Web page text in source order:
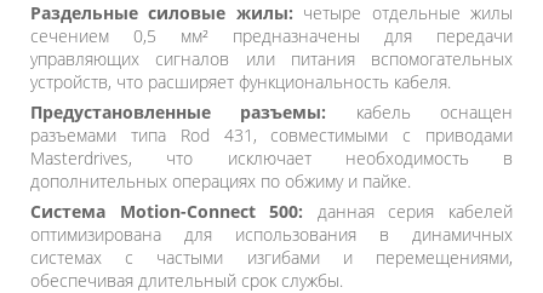
Раздельные силовые жилы: четыре отдельные жилы
сечением 0,5 мм² предназначены для передачи
управляющих сигналов или питания вспомогательных
устройств, что расширяет функциональность кабеля.
Предустановленные разъемы: кабель оснащен
разъемами типа Rod 431, совместимыми с приводами
Masterdrives, что исключает необходимость в
дополнительных операциях по обжиму и пайке.
Система Motion-Connect 500: данная серия кабелей
оптимизирована для использования в динамичных
системах с частыми изгибами и перемещениями,
обеспечивая длительный срок службы.